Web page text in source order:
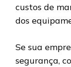
custos de
dos
Se sua
segurança,